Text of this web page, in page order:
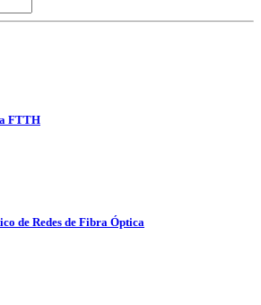
FTTH
de Redes de Fibra Óptica